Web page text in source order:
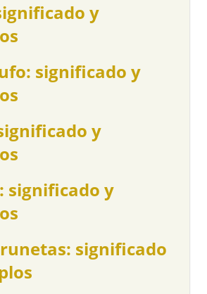
y
significado y
y
significado y
significado